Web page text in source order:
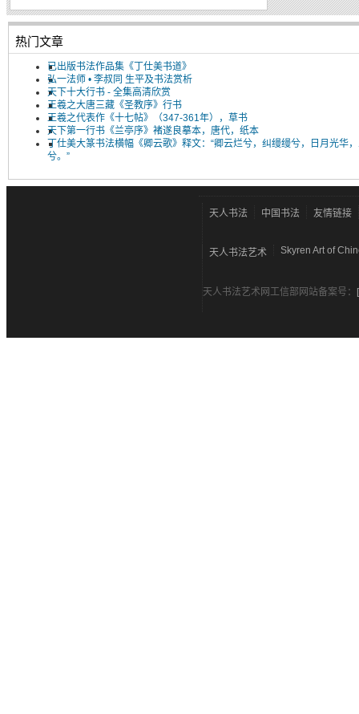
热门文章
已出版书法作品集《丁仕美书道》
弘一法师 • 李叔同 生平及书法赏析
天下十大行书 - 全集高清欣赏
王羲之大唐三藏《圣教序》行书
王羲之代表作《十七帖》（347-361年），草书
天下第一行书《兰亭序》褚遂良摹本，唐代，纸本
丁仕美大篆书法横幅《卿云歌》释文：“卿云烂兮，纠缦缦兮，日月光华
兮。”
天人书法 中国书法 友情链接
天人书法艺术 Skyren Art of
天人书法艺术网工信部网站备案号：